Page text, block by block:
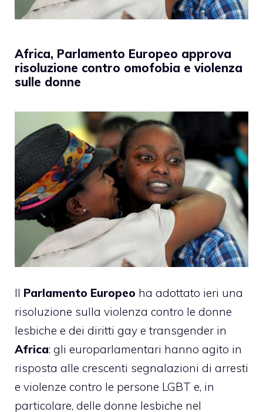
Africa, Parlamento Europeo approva
risoluzione contro omofobia e violenza
sulle donne
Il Parlamento Europeo ha adottato ieri una
risoluzione sulla violenza contro le donne
lesbiche e dei diritti gay e transgender in
Africa: gli europarlamentari hanno agito in
risposta alle crescenti segnalazioni di arresti
e violenze contro le persone LGBT e, in
particolare, delle donne lesbiche nel